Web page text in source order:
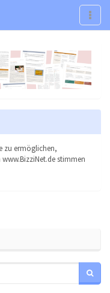
zu ermöglichen,
stimmen